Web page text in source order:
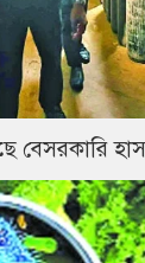
বেসরকারি